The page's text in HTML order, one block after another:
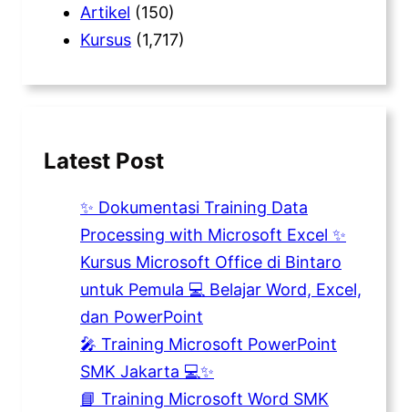
Artikel (150)
Kursus (1,717)
Latest Post
✨ Dokumentasi Training Data
Processing with Microsoft Excel ✨
Kursus Microsoft Office di Bintaro
untuk Pemula 💻 Belajar Word, Excel,
dan PowerPoint
🎤 Training Microsoft PowerPoint
SMK Jakarta 💻✨
📘 Training Microsoft Word SMK